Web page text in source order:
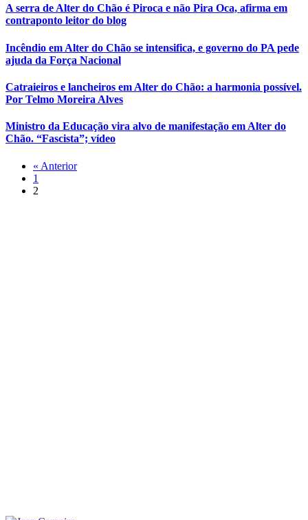
A serra de Alter do Chão é Piroca e não Pira Oca, afirma em
contraponto leitor do blog
Incêndio em Alter do Chão se intensifica, e governo do PA pede
ajuda da Força Nacional
Catraieiros e lancheiros em Alter do Chão: a harmonia possível.
Por Telmo Moreira Alves
Ministro da Educação vira alvo de manifestação em Alter do
Chão. “Fascista”; vídeo
« Anterior
1
2